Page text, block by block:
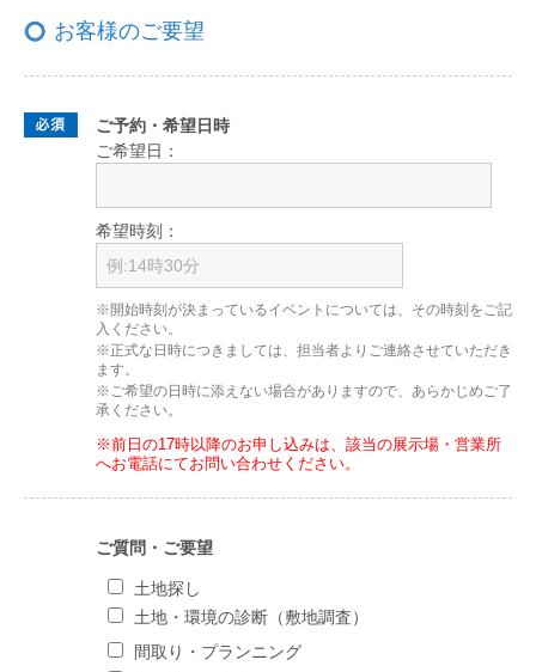
お客様のご要望
ご予約・希望日時
ご希望日：
希望時刻：
※開始時刻が決まっているイベントについては、その時刻をご記
入ください。
※正式な日時につきましては、担当者よりご連絡させていただき
ます。
※ご希望の日時に添えない場合がありますので、あらかじめご了
承ください。
※前日の17時以降のお申し込みは、該当の展示場・営業所
へお電話にてお問い合わせください。
ご質問・ご要望
土地探し
土地・環境の診断（敷地調査）
間取り・プランニング